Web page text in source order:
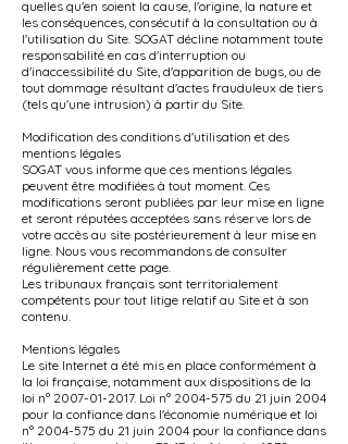
quelles qu'en soient la cause, l'origine, la nature et
les conséquences, consécutif à la consultation ou à
l'utilisation du Site. SOGAT décline notamment toute
responsabilité en cas d'interruption ou
d'inaccessibilité du Site, d'apparition de bugs, ou de
tout dommage résultant d'actes frauduleux de tiers
(tels qu'une intrusion) à partir du Site.
Modification des conditions d'utilisation et des
mentions légales
SOGAT vous informe que ces mentions légales
peuvent être modifiées à tout moment. Ces
modifications seront publiées par leur mise en ligne
et seront réputées acceptées sans réserve lors de
votre accès au site postérieurement à leur mise en
ligne. Nous vous recommandons de consulter
régulièrement cette page.
Les tribunaux français sont territorialement
compétents pour tout litige relatif au Site et à son
contenu.
Mentions légales
Le site Internet a été mis en place conformément à
la loi française, notamment aux dispositions de la
loi n° 2007-01-2017. Loi n° 2004-575 du 21 juin 2004
pour la confiance dans l'économie numérique et loi
n° 2004-575 du 21 juin 2004 pour la confiance dans